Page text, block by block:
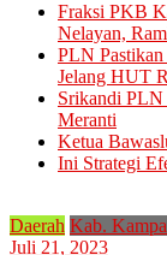
Fraksi PKB
Nelayan,
PLN Pastikan
Jelang HUT
Srikandi PLN
Meranti
Ketua
Ini Strategi
Daerah Kab.
Juli 21, 2023